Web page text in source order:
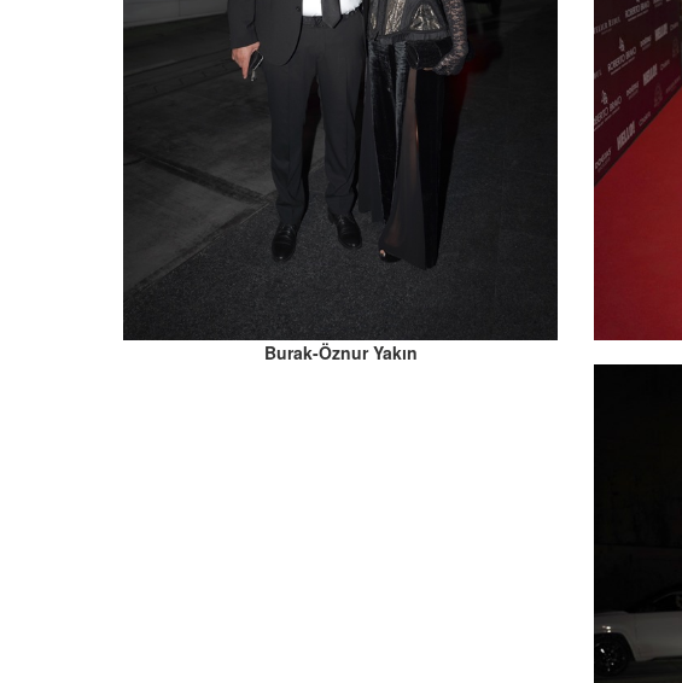
Burak-Öznur Yakın